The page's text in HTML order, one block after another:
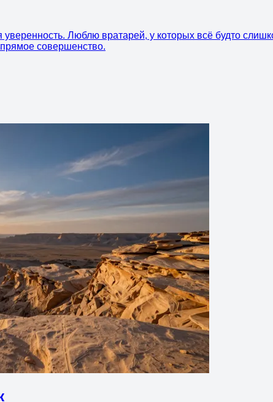
уверенность. Люблю вратарей, у которых всё будто
совершенство.